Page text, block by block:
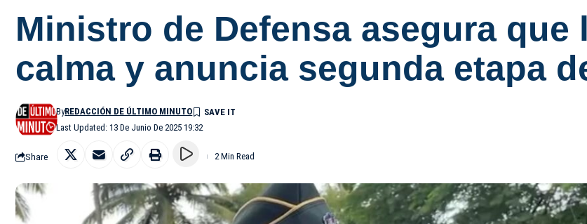
Ministro de Defensa asegura que
calma y anuncia segunda etapa
Last Updated: 13 De Junio De 2025 19:32
ByREDACCIÓN DE ÚLTIMO MINUTO
Share 2 Min Read